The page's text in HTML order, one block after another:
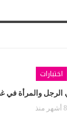
اختبارات
والمرأة في غضون
8 أشهر منذ